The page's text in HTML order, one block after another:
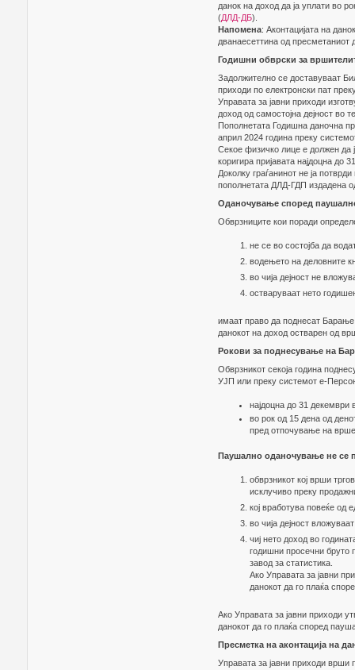
данок на доход да ја уплати во
(ДЛД-ДБ).
Напомена: Аконтацијата на
дванаесеттина од пресметаниот
Годишни обврски за
Задолжително се доставуваат
приходи по електронски пат
Управата за јавни приходи
доход од самостојна дејност во
Пополнетата Годишна даночна
април 2024 година преку
Секое физичко лице е должен да
коригира пријавата најдоцна до
Доколку граѓанинот не ја
пополнетата ДЛД-ГДП издадена
Оданочување според
Обврзниците кои поради
не се во состојба да
водењето на деловните
во чија дејност не
остваруваат нето
имаат право да поднесат
данокот на доход остварен од
Рокови за поднесување на
Обврзникот секоја година
УЈП или преку системот е-
најдоцна до 31 декември
во рок од 15 дена од
пред отпочување на
Паушално оданочување не се
обврзникот кој врши
исклучиво преку
кој вработува повеќе од
во чија дејност
чиј нето доход во
годишни просечни бруто
завод за статистика.
Ако Управата за јавни
данокот да го плаќа
Ако Управата за јавни приходи
данокот да го плаќа според
Пресметка на аконтација на
Управата за јавни приходи врши